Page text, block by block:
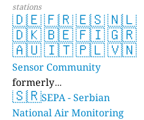
stations
🇩🇪🇫🇷🇪🇸🇳🇱
🇩🇰🇧🇪🇫🇮🇬🇷
🇦🇺🇮🇹🇵🇱🇻🇳
Sensor Community
formerly
luftdaten.info35809 stations
🇸🇷SEPA - Serbian
National Air Monitoring